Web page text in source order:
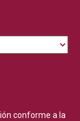
conforme a la